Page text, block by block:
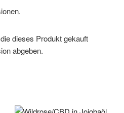
dieses Produkt gekauft
abgeben.